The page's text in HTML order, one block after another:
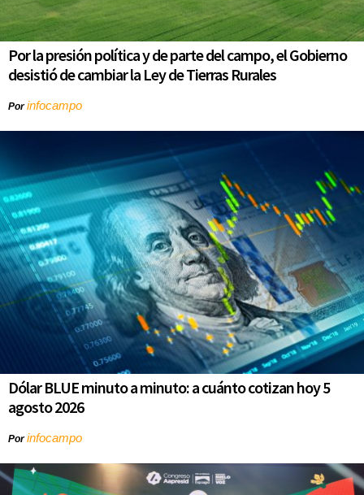
Por la presión política y de parte del campo, el Gobierno
desistió de cambiar la Ley de Tierras Rurales
Porinfocampo
Dólar BLUE minuto a minuto: a cuánto cotizan hoy 5
agosto 2026
Porinfocampo